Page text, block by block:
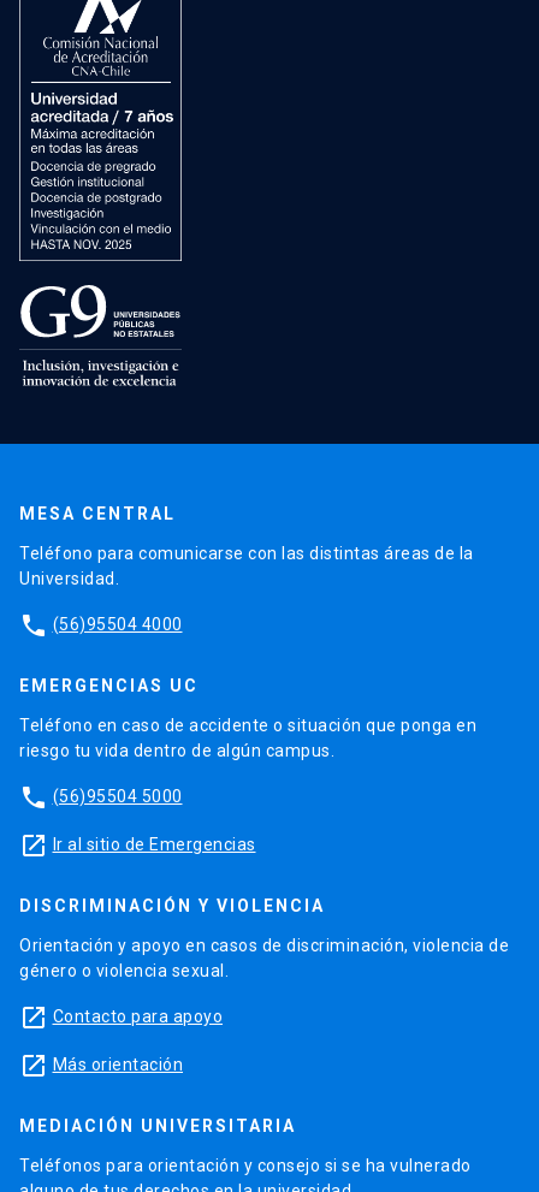
MESA CENTRAL
Teléfono para comunicarse con las distintas áreas de la
Universidad.
phone (56)95504 4000
EMERGENCIAS UC
Teléfono en caso de accidente o situación que ponga en
riesgo tu vida dentro de algún campus.
phone (56)95504 5000
launch Ir al sitio de Emergencias
DISCRIMINACIÓN Y VIOLENCIA
Orientación y apoyo en casos de discriminación, violencia de
género o violencia sexual.
launch Contacto para apoyo
launch Más orientación
MEDIACIÓN UNIVERSITARIA
Teléfonos para orientación y consejo si se ha vulnerado